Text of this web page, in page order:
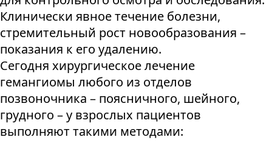
Клинически явное течение болезни,
стремительный рост новообразования –
показания к его удалению.
Сегодня хирургическое лечение
гемангиомы любого из отделов
позвоночника – поясничного, шейного,
грудного – у взрослых пациентов
выполняют такими методами: